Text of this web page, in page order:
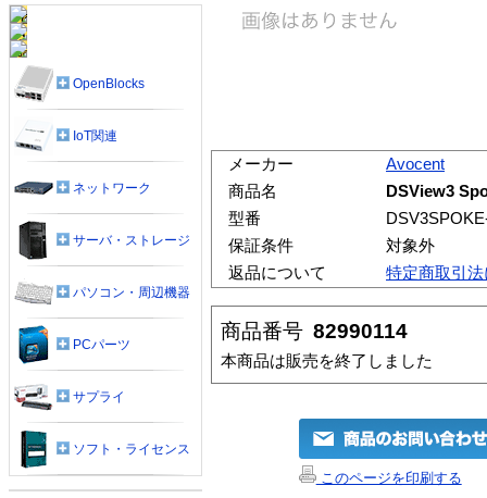
メーカー
Avocent
商品名
DSView3
型番
保証条件
対象外
返品について
特定商取引
商品番号 82990114
本商品は販売を終了しました
このページを印刷する
OpenBlocks
IoT関連
ネットワーク
サーバ・ストレージ
パソコン・周辺機器
PCパーツ
サプライ
ソフト・ライセンス